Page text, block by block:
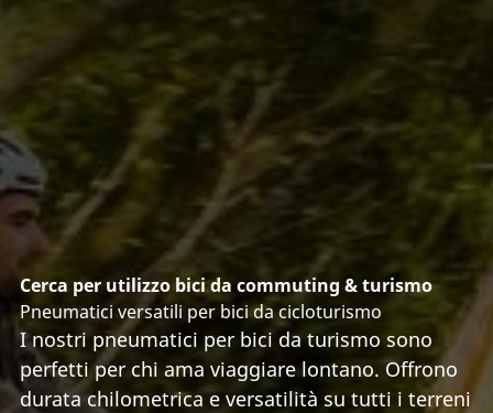
Cerca per utilizzo bici da commuting & turismo
Pneumatici versatili per bici da cicloturismo
I nostri pneumatici per bici da turismo sono
perfetti per chi ama viaggiare lontano. Offrono
durata chilometrica e versatilità su tutti i terreni